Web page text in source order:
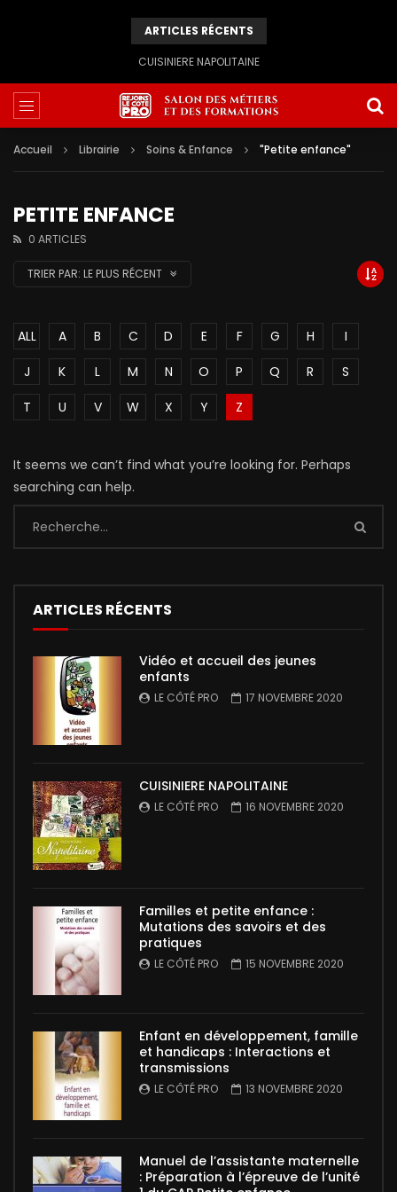
ARTICLES RÉCENTS
CUISINIERE NAPOLITAINE
Accueil Librairie Soins & Enfance "Petite enfance"
PETITE ENFANCE
0 ARTICLES
TRIER PAR: LE PLUS RÉCENT
ALL A B C D E F G H
I
J
K L M N O P Q R
S
T
U V W X Y Z
It seems we can’t find what you’re looking for. Perhaps
searching can help.
ARTICLES RÉCENTS
Vidéo et accueil des jeunes
enfants
LE CÔTÉ PRO 17 NOVEMBRE 2020
CUISINIERE NAPOLITAINE
LE CÔTÉ PRO 16 NOVEMBRE 2020
Familles et petite enfance :
Mutations des savoirs et des
pratiques
LE CÔTÉ PRO 15 NOVEMBRE 2020
Enfant en développement, famille
et handicaps : Interactions et
transmissions
LE CÔTÉ PRO 13 NOVEMBRE 2020
Manuel de l’assistante maternelle
: Préparation à l’épreuve de l’unité